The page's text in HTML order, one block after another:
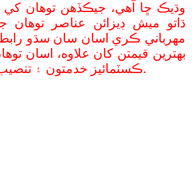
وڌيڪ ڇا آهي، جيڪڏهن توهان
ڌاتو ميش ڊيزائن عناصر توهان
مهرباني ڪري اسان سان سڌو
بهترين قيمتن کان علاوه، اسان
ڪسٽمائيز خدمتون ۽ تنصيب حل پڻ فراهم ڪري سگهون ٿا.